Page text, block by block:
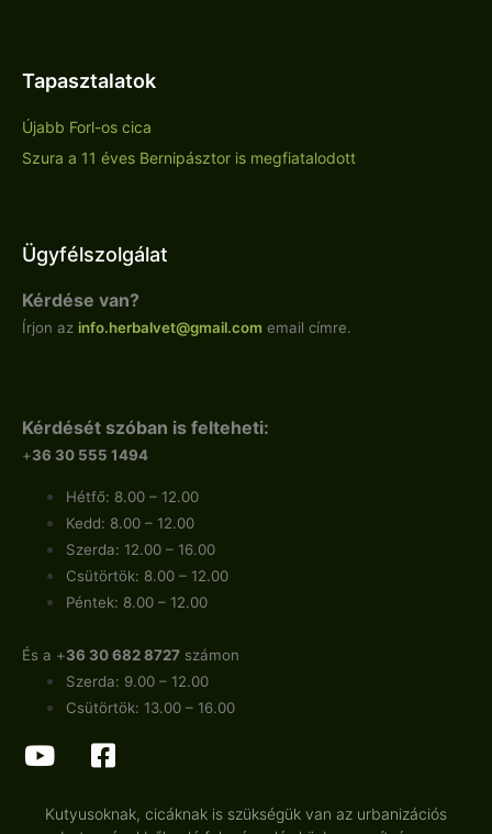
Tapasztalatok
Újabb Forl-os cica
Szura a 11 éves Bernipásztor is megfiatalodott
Ügyfélszolgálat
Kérdése van?
Írjon az info.herbalvet@gmail.com email címre.
Kérdését szóban is felteheti:
+36 30 555 1494
Hétfő: 8.00 – 12.00
Kedd: 8.00 – 12.00
Szerda: 12.00 – 16.00
Csütörtök: 8.00 – 12.00
Péntek: 8.00 – 12.00
És a +36 30 682 8727 számon
Szerda: 9.00 – 12.00
Csütörtök: 13.00 – 16.00
Kutyusoknak, cicáknak is szükségük van az urbanizációs